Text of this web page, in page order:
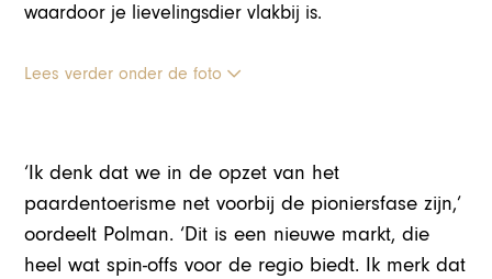
waardoor je lievelingsdier vlakbij is.
Lees verder onder de foto
‘Ik denk dat we in de opzet van het
paardentoerisme net voorbij de pioniersfase zijn,’
oordeelt Polman. ‘Dit is een nieuwe markt, die
heel wat spin-offs voor de regio biedt. Ik merk dat